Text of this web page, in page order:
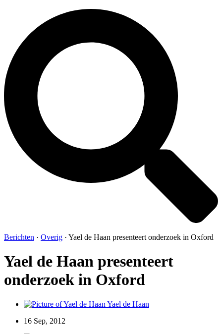
Berichten · Overig · Yael de Haan presenteert onderzoek in Oxford
Yael de Haan presenteert
onderzoek in Oxford
Yael de Haan
16 Sep, 2012